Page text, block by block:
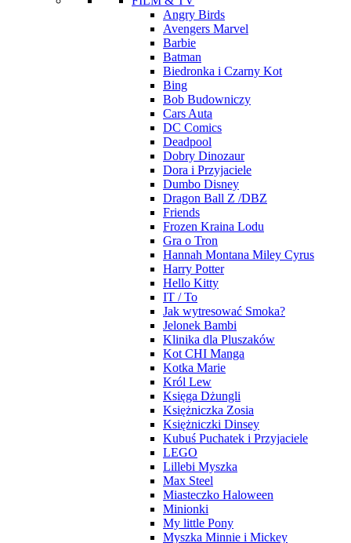
Angry Birds
Avengers Marvel
Barbie
Batman
Biedronka i Czarny Kot
Bing
Bob Budowniczy
Cars Auta
DC Comics
Deadpool
Dobry Dinozaur
Dora i Przyjaciele
Dumbo Disney
Dragon Ball Z /DBZ
Friends
Frozen Kraina Lodu
Gra o Tron
Hannah Montana Miley Cyrus
Harry Potter
Hello Kitty
IT / To
Jak wytresować Smoka?
Jelonek Bambi
Klinika dla Pluszaków
Kot CHI Manga
Kotka Marie
Król Lew
Księga Dżungli
Księżniczka Zosia
Księżniczki Dinsey
Kubuś Puchatek i Przyjaciele
LEGO
Lillebi Myszka
Max Steel
Miasteczko Haloween
Minionki
My little Pony
Myszka Minnie i Mickey